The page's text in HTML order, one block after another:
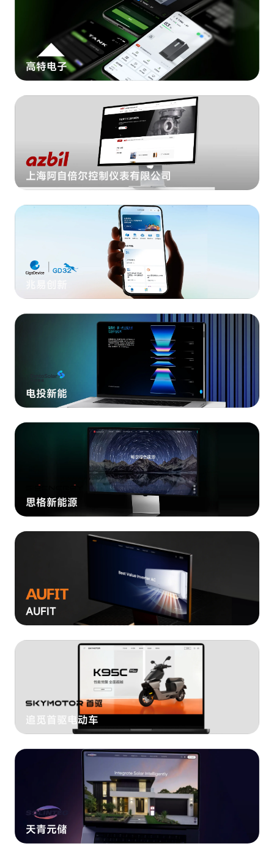
高特电子
上海阿自倍尔控制仪表有限公司
电投新能
思格新能源
AUFIT
追觅首驱电动车
天青元储